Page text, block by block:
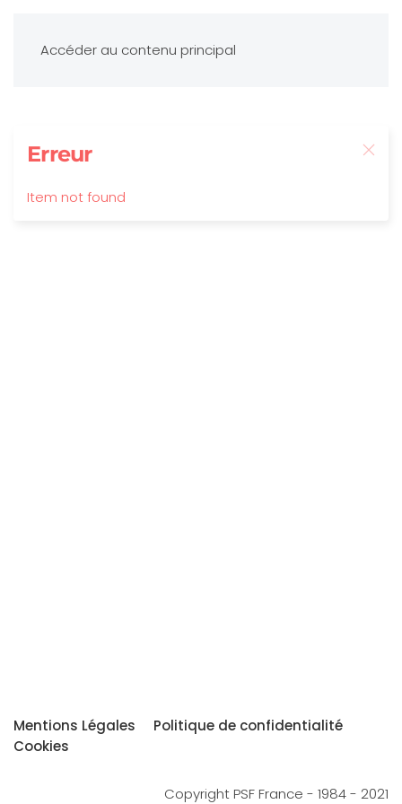
Accéder au contenu principal
Erreur
Item not found
Mentions Légales
Politique de confidentialité
Cookies
Copyright PSF France - 1984 - 2021